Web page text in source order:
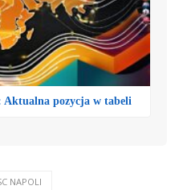
Aktualna pozycja w tabeli
NAPOLI